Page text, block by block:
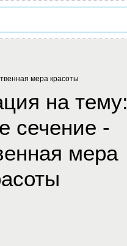
мера красоты
на тему:
сечение -
мера